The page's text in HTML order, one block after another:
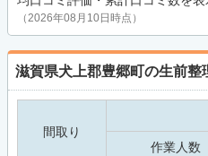
（2026年08月10日時点）
滋賀県犬上郡豊郷町の生前整
間取り
作業人数